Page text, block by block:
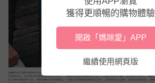
獲得更順暢的購物體驗
開啟「媽咪愛」APP
繼續使用網頁版